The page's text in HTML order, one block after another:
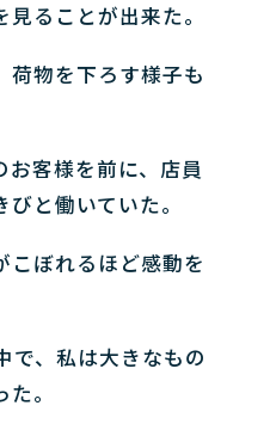
ることが出来た。
荷物を下ろす様子も
お客様を前に、店員
と働いていた。
こぼれるほど感動を
で、私は大きなもの
。